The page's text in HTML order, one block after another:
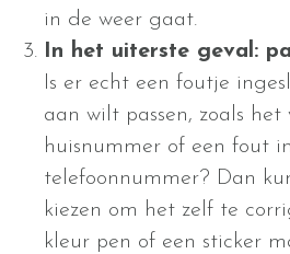
in de weer gaat.
In het uiterste geval:
Is er echt een foutje
aan wilt passen, zoals het
huisnummer of een fout
telefoonnummer? Dan
kiezen om het zelf te
kleur pen of een sticker